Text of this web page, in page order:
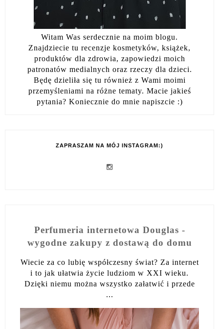
Witam Was serdecznie na moim blogu.
Znajdziecie tu recenzje kosmetyków, książek,
produktów dla zdrowia, zapowiedzi moich
patronatów medialnych oraz rzeczy dla dzieci.
Będę dzieliła się tu również z Wami moimi
przemyśleniami na różne tematy. Macie jakieś
pytania? Koniecznie do mnie napiszcie :)
ZAPRASZAM NA MÓJ INSTAGRAM:)
Perfumeria internetowa Douglas -
wygodne zakupy z dostawą do domu
Wiecie za co lubię współczesny świat? Za internet
i to jak ułatwia życie ludziom w XXI wieku.
Dzięki niemu można wszystko załatwić i przede
...